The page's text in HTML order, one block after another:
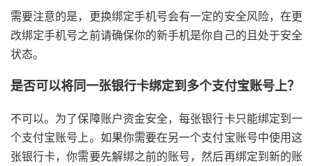
需要注意的是，更换绑定手机号会有一定的安全风险，在更
改绑定手机号之前请确保你的新手机是你自己的且处于安全
状态。
是否可以将同一张银行卡绑定到多个支付宝账号上？
不可以。为了保障账户资金安全，每张银行卡只能绑定到一
个支付宝账号上。如果你需要在另一个支付宝账号中使用这
张银行卡，你需要先解绑之前的账号，然后再绑定到新的账